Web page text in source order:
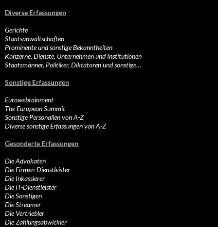
Diverse Erfassungen
Gerichte
Staatsanwaltschaften
Prominente und sonstige Bekanntheiten
Konzerne, Dienste, Unternehmen und Institutionen
Staatsmänner, Politiker, Diktatoren und sonstige…
Sonstige Erfassungen
Eurowebtainment
The European Summit
Sonstige Personalien von A-Z
Diverse sonstige Erfassungen von A-Z
Gesonderte Erfassungen
Die Advokaten
Die Firmen-Dienstleister
Die Inkassierer
Die IT-Dienstleister
Die Sonstigen
Die Streamer
Die Vertriebler
Die Zahlungsabwickler